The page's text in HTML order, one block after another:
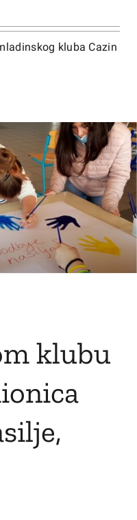
kluba Cazin
klubu